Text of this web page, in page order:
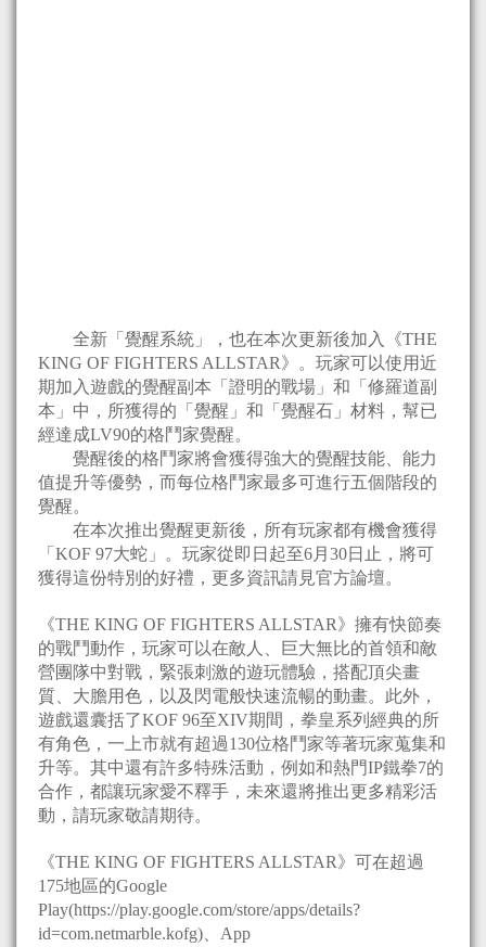
全新「覺醒系統」，也在本次更新後加入《THE
KING OF FIGHTERS ALLSTAR》。玩家可以使用近
期加入遊戲的覺醒副本「證明的戰場」和「修羅道副
本」中，所獲得的「覺醒」和「覺醒石」材料，幫已
經達成LV90的格鬥家覺醒。
覺醒後的格鬥家將會獲得強大的覺醒技能、能力
值提升等優勢，而每位格鬥家最多可進行五個階段的
覺醒。
在本次推出覺醒更新後，所有玩家都有機會獲得
「KOF 97大蛇」。玩家從即日起至6月30日止，將可
獲得這份特別的好禮，更多資訊請見官方論壇。
《THE KING OF FIGHTERS ALLSTAR》擁有快節奏
的戰鬥動作，玩家可以在敵人、巨大無比的首領和敵
營團隊中對戰，緊張刺激的遊玩體驗，搭配頂尖畫
質、大膽用色，以及閃電般快速流暢的動畫。此外，
遊戲還囊括了KOF 96至XIV期間，拳皇系列經典的所
有角色，一上市就有超過130位格鬥家等著玩家蒐集和
升等。其中還有許多特殊活動，例如和熱門IP鐵拳7的
合作，都讓玩家愛不釋手，未來還將推出更多精彩活
動，請玩家敬請期待。
《THE KING OF FIGHTERS ALLSTAR》可在超過
175地區的Google
Play(https://play.google.com/store/apps/details?
id=com.netmarble.kofg)、App